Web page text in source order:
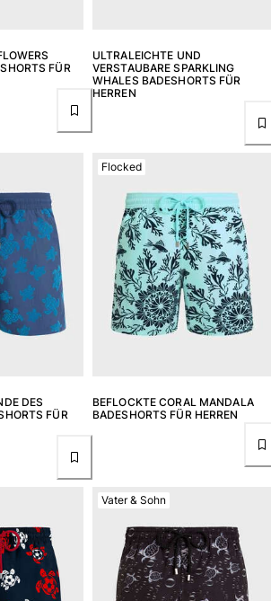
anzeigen
anzeigen
Uhren
Uhren anzeigen
FÜR
ULTRALEICHTE UND
VERSTAUBARE SPARKLING
WHALES BADESHORTS FÜR
HERREN
DES
FÜR
BEFLOCKTE CORAL MANDALA
BADESHORTS FÜR HERREN
Flocked
Vater & Sohn